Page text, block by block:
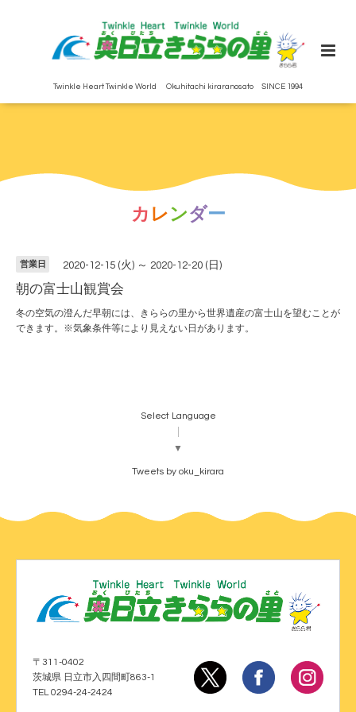
Twinkle Heart Twinkle World Okuhitachi kiraranosato SINCE 1994
カ レンダー
営業日 2020-12-15 (火) ～ 2020-12-20 (日)
朝の富士山観賞会
冬の空気の澄んだ早朝には、きららの里から世界遺産の富士山を望むことが
できます。※気象条件等により見えない日があります。
Select Language
▼
Tweets by oku_kirara
〒311-0402
茨城県 日立市入四間町863-1
TEL 0294-24-2424